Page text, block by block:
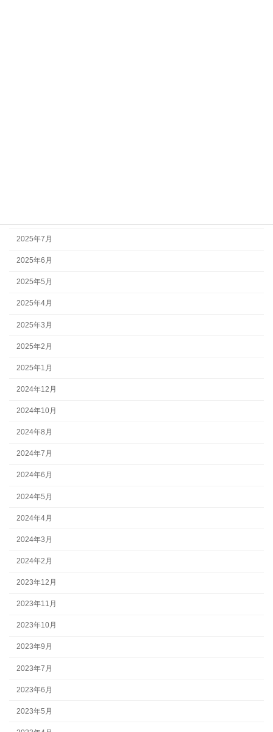
2025年7月
2025年6月
2025年5月
2025年4月
2025年3月
2025年2月
2025年1月
2024年12月
2024年10月
2024年8月
2024年7月
2024年6月
2024年5月
2024年4月
2024年3月
2024年2月
2023年12月
2023年11月
2023年10月
2023年9月
2023年7月
2023年6月
2023年5月